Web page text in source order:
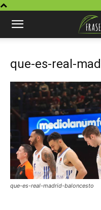
que-es-real-
que-es-real-madrid-baloncesto